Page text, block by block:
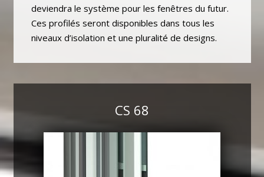
deviendra le système pour les fenêtres du futur.
Ces profilés seront disponibles dans tous les
niveaux d’isolation et une pluralité de designs.
CS 68